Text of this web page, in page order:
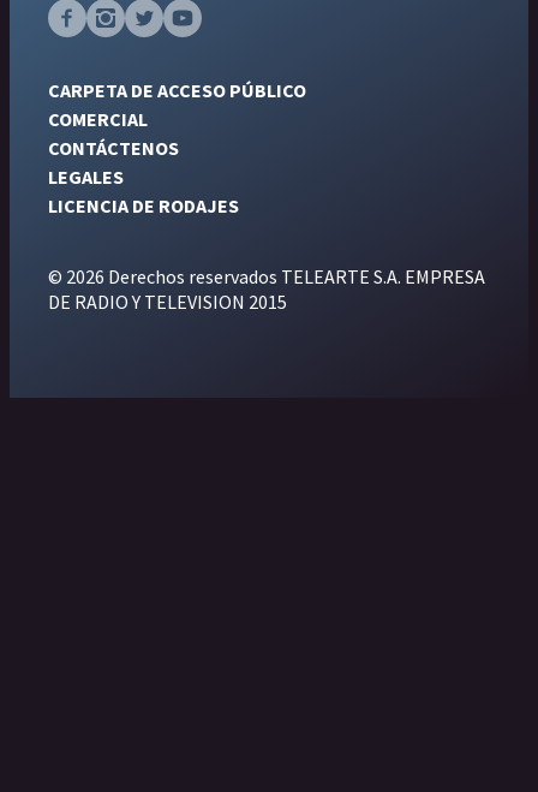
CARPETA DE ACCESO PÚBLICO
COMERCIAL
CONTÁCTENOS
LEGALES
LICENCIA DE RODAJES
© 2026 Derechos reservados TELEARTE S.A. EMPRESA
DE RADIO Y TELEVISION 2015